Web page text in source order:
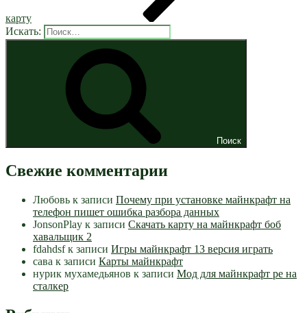
карту
Искать:
Поиск
Свежие комментарии
Любовь к записи Почему при установке майнкрафт на
телефон пишет ошибка разбора данных
JonsonPlay к записи Скачать карту на майнкрафт боб
хавальщик 2
fdahdsfк записи Игры майнкрафт 13 версия играть
сава к записи Карты майнкрафт
нурик мухамедьянов к записи Мод для майнкрафт pe на
сталкер